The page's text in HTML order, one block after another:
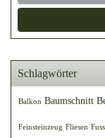
Schlagwörter
Balkon Baumschnitt
Feinsteinzeug Fliesen